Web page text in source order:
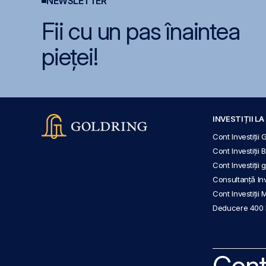
Fii cu un pas înaintea
pieței!
INVESTIȚII LA
Cont Investiții
Cont Investiții
Cont Investiții
Consultanță
Cont Investiții
Deducere 400